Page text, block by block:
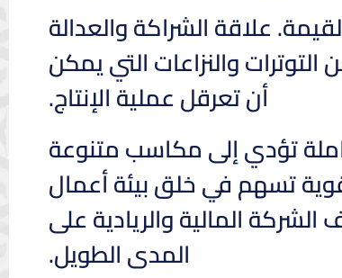
علاقة الشراكة والعدالة
والنزاعات التي يمكن
أن تعرقل عملية الإنتاج.
تؤدي إلى مكاسب متنوعة
تسهم في خلق بيئة أعمال
المالية والريادية على
المدى الطويل.